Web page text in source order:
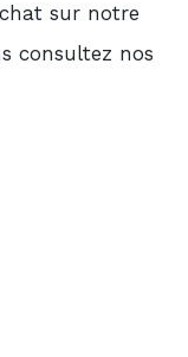
sur notre
consultez nos